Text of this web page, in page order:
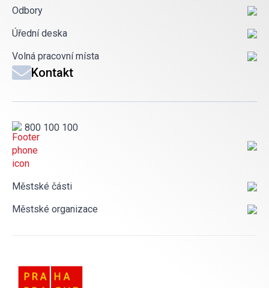
Odbory
Úřední deska
Volná pracovní místa
Kontakt
800 100 100
Městské části
Městské organizace